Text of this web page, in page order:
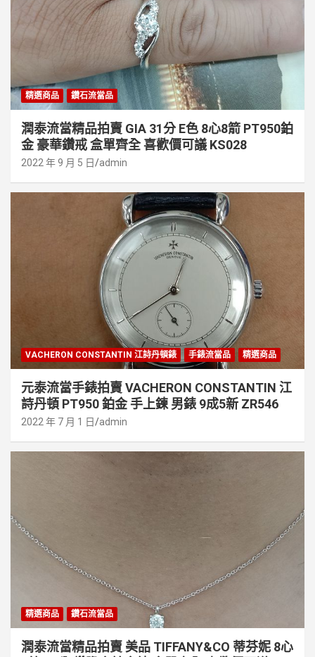
精選商品 鑽石流當品
潤泰流當精品拍賣 GIA 31分 E色 8心8箭 PT950鉑
金 豪華鑽戒 盒單齊全 喜歡價可議 KS028
2022 年 9 月 5 日 admin
VACHERON CONSTANTIN 江詩丹頓錶 手錶流當品 精選商品
元泰流當手錶拍賣 VACHERON CONSTANTIN 江
詩丹頓 PT950 鉑金 手上鍊 男錶 9成5新 ZR546
2022 年 7 月 1 日 admin
精選商品 鑽石流當品
潤泰流當精品拍賣 美品 TIFFANY&CO 蒂芬妮 8心